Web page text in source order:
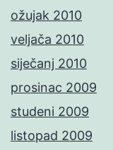
ožujak 2010
veljača 2010
siječanj 2010
prosinac 2009
studeni 2009
listopad 2009